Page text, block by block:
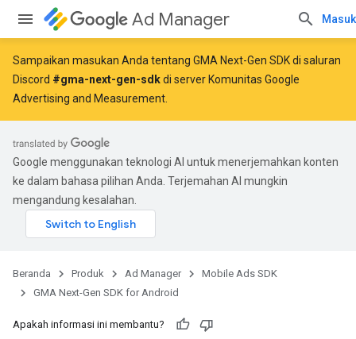
Ad Manager Masuk
Sampaikan masukan Anda tentang GMA Next-Gen SDK di saluran
Discord #gma-next-gen-sdkdi server Komunitas Google
Advertising and Measurement.
Google menggunakan teknologi AI untuk menerjemahkan konten
ke dalam bahasa pilihan Anda. Terjemahan AI mungkin
mengandung kesalahan.
Beranda Produk Ad Manager
Mobile Ads SDK
GMA Next-Gen SDK for Android
Apakah informasi ini membantu?